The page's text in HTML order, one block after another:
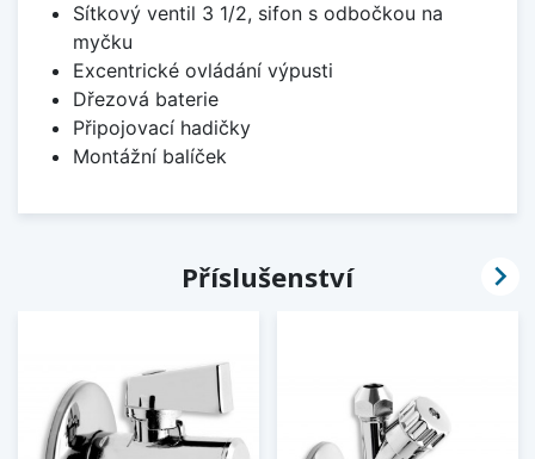
Sítkový ventil 3 1/2, sifon s odbočkou na
myčku
Excentrické ovládání výpusti
Dřezová baterie
Připojovací hadičky
Montážní balíček
Příslušenství 